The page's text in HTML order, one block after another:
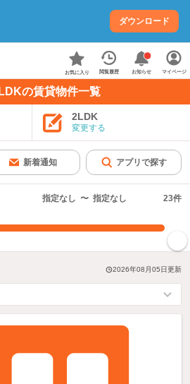
ダウンロード
お気に入り 閲覧履歴 お知らせ マイページ
の賃貸物件一覧
2LDK
変更する
新着通知 アプリで探す
指定なし 〜 指定なし 23件
2026年08月05日更新